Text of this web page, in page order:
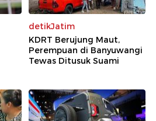
detikJatim
KDRT Berujung Maut,
Perempuan di Banyuwangi
Tewas Ditusuk Suami